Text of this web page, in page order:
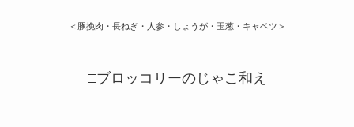
＜豚挽肉・長ねぎ・人参・しょうが・玉葱・キャベツ＞
□ブロッコリーのじゃこ和え